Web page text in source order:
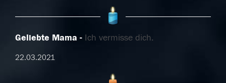
Geliebte Mama Ich vermisse dich.
22.03.2021